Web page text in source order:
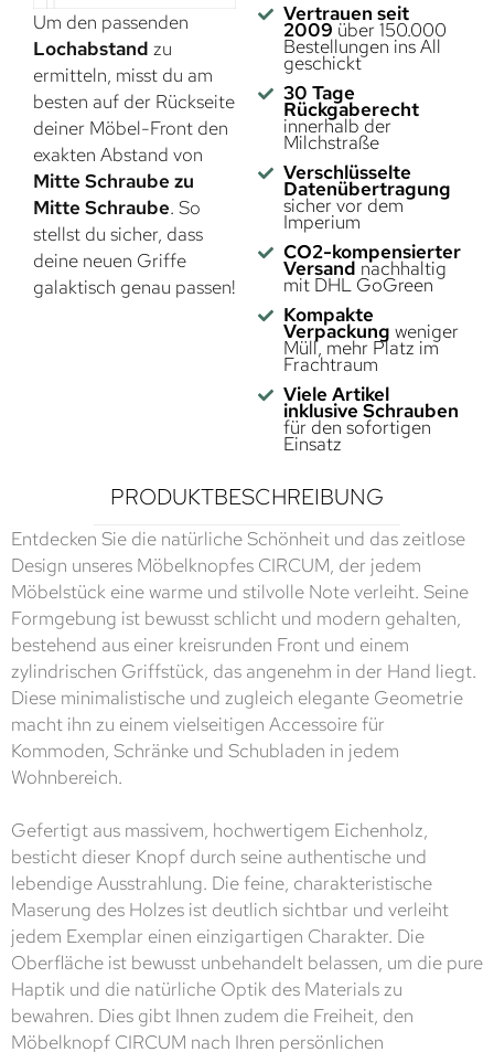
Um den passenden
Lochabstand zu
ermitteln, misst du am
besten auf der Rückseite
deiner Möbel-Front den
exakten Abstand von
Mitte Schraube zu
Mitte Schraube. So
stellst du sicher, dass
deine neuen Griffe
galaktisch genau passen!
Vertrauen seit
2009 über 150.000
Bestellungen ins All
geschickt
30 Tage
Rückgaberecht
innerhalb der
Milchstraße
Verschlüsselte
Datenübertragung
sicher vor dem
Imperium
CO2-kompensierter
Versand nachhaltig
mit DHL GoGreen
Kompakte
Verpackung weniger
Müll, mehr Platz im
Frachtraum
Viele Artikel
inklusive Schrauben
für den sofortigen
Einsatz
PRODUKTBESCHREIBUNG
Entdecken Sie die natürliche Schönheit und das zeitlose
Design unseres Möbelknopfes CIRCUM, der jedem
Möbelstück eine warme und stilvolle Note verleiht. Seine
Formgebung ist bewusst schlicht und modern gehalten,
bestehend aus einer kreisrunden Front und einem
zylindrischen Griffstück, das angenehm in der Hand liegt.
Diese minimalistische und zugleich elegante Geometrie
macht ihn zu einem vielseitigen Accessoire für
Kommoden, Schränke und Schubladen in jedem
Wohnbereich.
Gefertigt aus massivem, hochwertigem Eichenholz,
besticht dieser Knopf durch seine authentische und
lebendige Ausstrahlung. Die feine, charakteristische
Maserung des Holzes ist deutlich sichtbar und verleiht
jedem Exemplar einen einzigartigen Charakter. Die
Oberfläche ist bewusst unbehandelt belassen, um die pure
Haptik und die natürliche Optik des Materials zu
bewahren. Dies gibt Ihnen zudem die Freiheit, den
Möbelknopf CIRCUM nach Ihren persönlichen